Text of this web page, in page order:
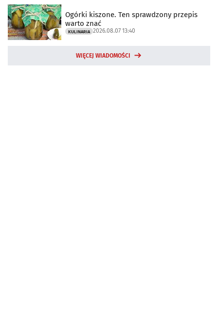
Ogórki kiszone. Ten sprawdzony przepis
warto znać
KULINARIA 2026.08.07 13:40
WIĘCEJ WIADOMOŚCI